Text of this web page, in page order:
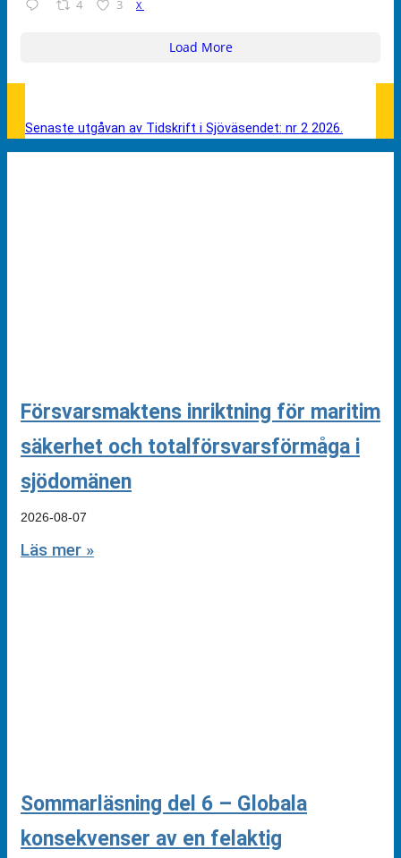
4 3 X
Load More
Senaste utgåvan av Tidskrift i Sjöväsendet: nr 2 2026.
Försvarsmaktens inriktning för maritim
säkerhet och totalförsvarsförmåga i
sjödomänen
2026-08-07
Läs mer »
Sommarläsning del 6 – Globala
konsekvenser av en felaktig